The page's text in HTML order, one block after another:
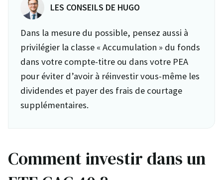
LES CONSEILS DE HUGO
Dans la mesure du possible, pensez aussi à
privilégier la classe « Accumulation » du fonds
dans votre compte-titre ou dans votre PEA
pour éviter d’avoir à réinvestir vous-même les
dividendes et payer des frais de courtage
supplémentaires.
Comment investir dans un